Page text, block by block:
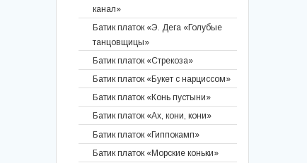
Батик палантин «Ноктюрн»
Батик шарф «Сон в летнюю ночь»
Батик палантин «Калейдоскоп»
Батик шарф «Пятнистая кошка»
Батик шарф «Ирисы ночью»
Батик шарф "Вдохновение"
Батик шарф "Птичка"
Батик шарф "Сон одуванчика"
канал»
Батик платок «Э. Дега «Голубые
танцовщицы»
Батик платок «Стрекоза»
Батик платок «Букет с нарциссом»
Батик платок «Конь пустыни»
Батик платок «Ах, кони, кони»
Батик платок «Гиппокамп»
Батик платок «Морские коньки»